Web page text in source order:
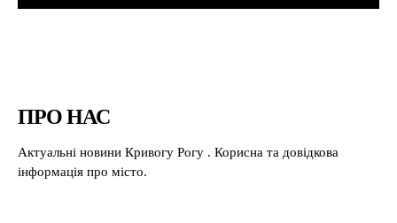
ПРО НАС
Актуальні новини Кривогу Рогу . Корисна та довідкова
інформація про місто.